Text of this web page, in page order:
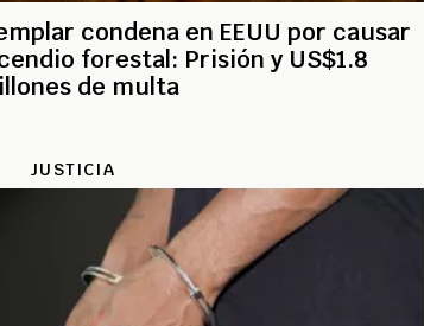
condena en EEUU por causar
forestal: Prisión y US$1.8
de multa
JUSTICIA